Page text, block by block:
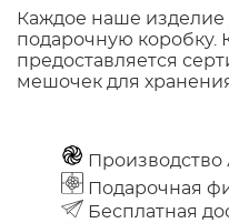
Каждое наше изделие
подарочную коробку.
предоставляется
мешочек для
Подарочная
Бесплатная